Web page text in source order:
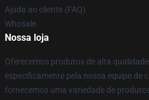
Ajuda ao cliente (FAQ)
Whosale
Nossa loja
Oferecemos produtos de alta
especificamente pela nossa equipe de
fornecemos uma variedade de